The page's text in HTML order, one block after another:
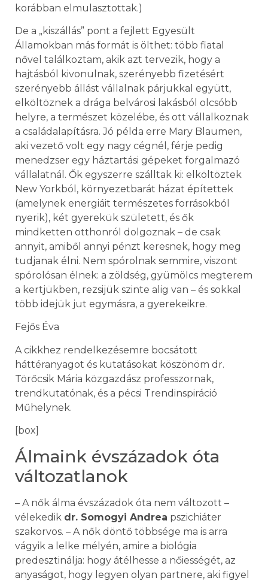
korábban elmulasztottak.)
De a „kiszállás” pont a fejlett Egyesült
Államokban más formát is ölthet: több fiatal
nővel találkoztam, akik azt tervezik, hogy a
hajtásból kivonulnak, szerényebb fizetésért
szerényebb állást vállalnak párjukkal együtt,
elköltöznek a drága belvárosi lakásból olcsóbb
helyre, a természet közelébe, és ott vállalkoznak
a családalapításra. Jó példa erre Mary Blaumen,
aki vezető volt egy nagy cégnél, férje pedig
menedzser egy háztartási gépeket forgalmazó
vállalatnál. Ők egyszerre szálltak ki: elköltöztek
New Yorkból, környezetbarát házat építettek
(amelynek energiáit természetes forrásokból
nyerik), két gyerekük született, és ők
mindketten otthonról dolgoznak – de csak
annyit, amiből annyi pénzt keresnek, hogy meg
tudjanak élni. Nem spórolnak semmire, viszont
spórolósan élnek: a zöldség, gyümölcs megterem
a kertjükben, rezsijük szinte alig van – és sokkal
több idejük jut egymásra, a gyerekeikre.
Fejős Éva
A cikkhez rendelkezésemre bocsátott
háttéranyagot és kutatásokat köszönöm dr.
Törőcsik Mária közgazdász professzornak,
trendkutatónak, és a pécsi Trendinspiráció
Műhelynek.
[box]
Álmaink évszázadok óta
változatlanok
– A nők álma évszázadok óta nem változott –
vélekedik dr. Somogyi Andrea pszichiáter
szakorvos. – A nők döntő többsége ma is arra
vágyik a lelke mélyén, amire a biológia
predesztinálja: hogy átélhesse a nőiességét, az
anyaságot, hogy legyen olyan partnere, aki figyel